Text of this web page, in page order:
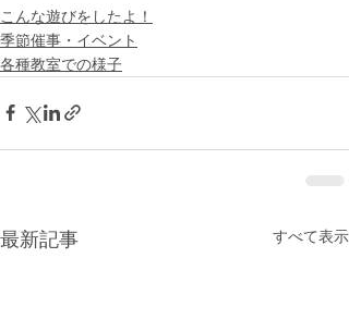
こんな遊びをしたよ！
季節催事・イベント
各種教室での様子
最新記事 すべて表示